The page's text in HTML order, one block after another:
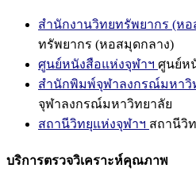
สำนักงานวิทยทรัพยากร (หอ
ทรัพยากร (หอสมุดกลาง)
ศูนย์หนังสือแห่งจุฬาฯ ศูนย์ห
สำนักพิมพ์จุฬาลงกรณ์มหาวิ
จุฬาลงกรณ์มหาวิทยาลัย
สถานีวิทยุแห่งจุฬาฯ สถานีวิ
บริการตรวจวิเคราะห์คุณภาพ